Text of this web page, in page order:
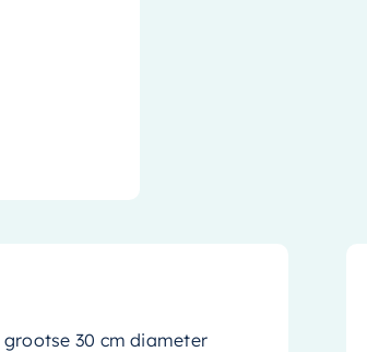
30 cm diameter